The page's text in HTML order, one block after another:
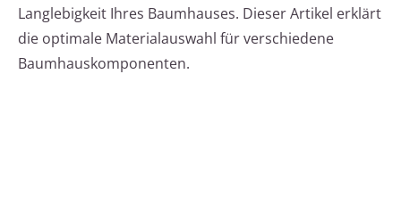
Langlebigkeit Ihres Baumhauses. Dieser Artikel erklärt
die optimale Materialauswahl für verschiedene
Baumhauskomponenten.